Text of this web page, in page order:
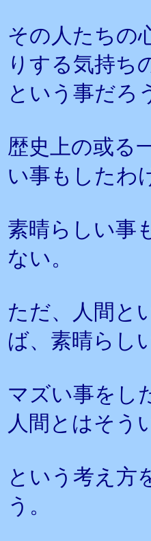
その人たちの
りする気持ち
という事だろ
歴史上の或る
い事もしたわ
素晴らしい事
ない。
ただ、人間と
ば、素晴らし
マズい事をし
人間とはそう
という考え方
う。